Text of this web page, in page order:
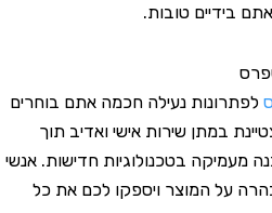
טובות.
נעילה חכמה אתם בוחרים
שירות אישי ואדיב תוך
בטכנולוגיות חדישות. אנשי
המוצר ויספקו לכם את כל